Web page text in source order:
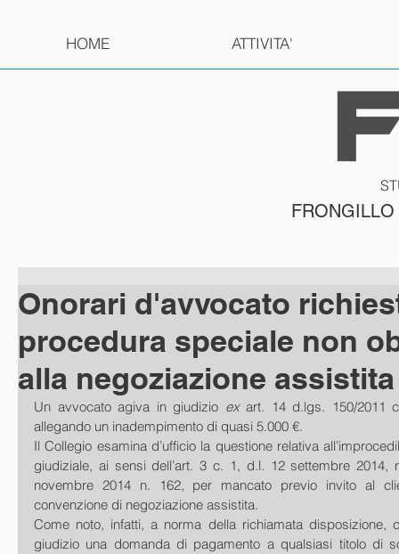
HOME ATTIVITA'
Onorari d'avvocato
procedura speciale non
alla negoziazione
Un avvocato agiva in giudizio ex art. 14 d.lgs. 150/2011
allegando un inadempimento di quasi 5.000 €.
Il Collegio esamina d’ufficio la questione relativa
giudiziale, ai sensi dell’art. 3 c. 1, d.l. 12 settembre 2014,
novembre 2014 n. 162, per mancato previo invito al
convenzione di negoziazione assistita.
Come noto, infatti, a norma della richiamata disposizione,
giudizio una domanda di pagamento a qualsiasi titolo di